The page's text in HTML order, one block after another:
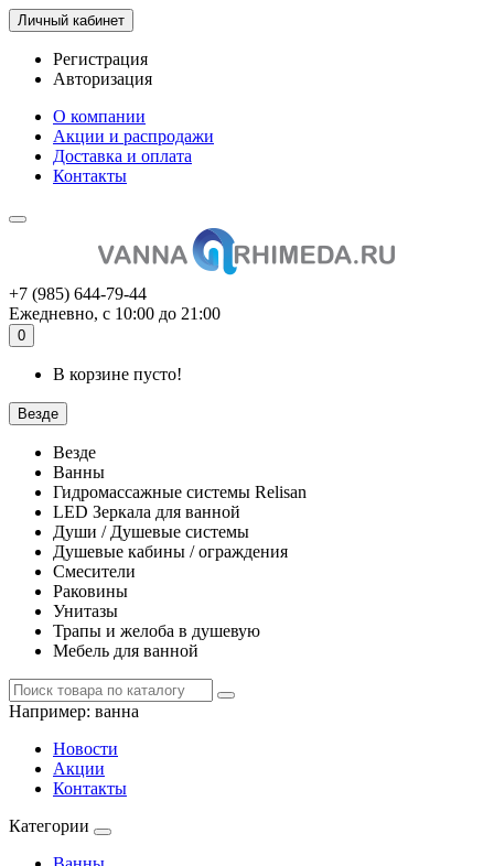
Личный кабинет
Регистрация
Авторизация
О компании
Акции и распродажи
Доставка и оплата
Контакты
+7 (985) 644-79-44
Ежедневно, с 10:00 до 21:00
0
В корзине пусто!
Везде
Везде
Ванны
Гидромассажные системы Relisan
LED Зеркала для ванной
Души / Душевые системы
Душевые кабины / ограждения
Смесители
Раковины
Унитазы
Трапы и желоба в душевую
Мебель для ванной
Например: ванна
Новости
Акции
Контакты
Категории